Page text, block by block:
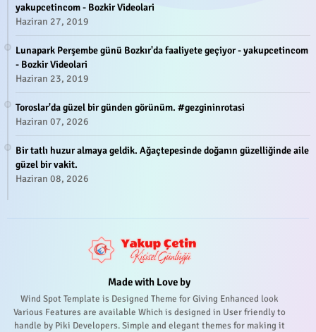
yakupcetincom - Bozkir Videolari
Haziran 27, 2019
Lunapark Perşembe günü Bozkır'da faaliyete geçiyor - yakupcetincom
- Bozkir Videolari
Haziran 23, 2019
Toroslar'da güzel bir günden görünüm. #gezgininrotasi
Haziran 07, 2026
Bir tatlı huzur almaya geldik. Ağaçtepesinde doğanın güzelliğinde aile
güzel bir vakit.
Haziran 08, 2026
Made with Love by
Wind Spot Template is Designed Theme for Giving Enhanced look
Various Features are available Which is designed in User friendly to
handle by Piki Developers. Simple and elegant themes for making it